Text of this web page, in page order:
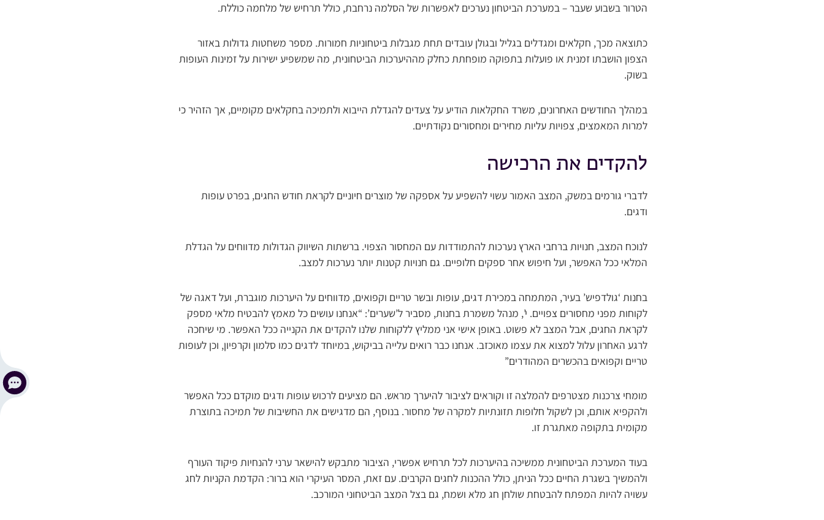
הטרור בשבוע שעבר – במערכת הביטחון נערכים לאפשרות של הסלמה נרחבת, כולל תרחיש של מלחמה כוללת.
כתוצאה מכך, חקלאים ומגדלים בגליל ובגולן עובדים תחת מגבלות ביטחוניות חמורות. מספר משחטות גדולות באזור
הצפון הושבתו זמנית או פועלות בתפוקה מופחתת כחלק מההיערכות הביטחונית, מה שמשפיע ישירות על זמינות העופות
בשוק.
במהלך החודשים האחרונים, משרד החקלאות הודיע על צעדים להגדלת הייבוא ולתמיכה בחקלאים מקומיים, אך הזהיר כי
למרות המאמצים, צפויות עליות מחירים ומחסורים נקודתיים.
להקדים את הרכישה
לדברי גורמים במשק, המצב האמור עשוי להשפיע על אספקה של מוצרים חיוניים לקראת חודש החגים, בפרט עופות
ודגים.
לנוכח המצב, חנויות ברחבי הארץ נערכות להתמודדות עם המחסור הצפוי. ברשתות השיווק הגדולות מדווחים על הגדלת
המלאי ככל האפשר, ועל חיפוש אחר ספקים חלופיים. גם חנויות קטנות יותר נערכות למצב.
בחנות ‘גולדפיש’ בעיר, המתמחה במכירת דגים, עופות ובשר טריים וקפואים, מדווחים על היערכות מוגברת, ועל דאגה של
לקוחות מפני מחסורים צפויים. י’, מנהל משמרת בחנות, מסביר ל’שערים’: “אנחנו עושים כל מאמץ להבטיח מלאי מספק
לקראת החגים, אבל המצב לא פשוט. באופן אישי אני ממליץ ללקוחות שלנו להקדים את הקנייה ככל האפשר. מי שיחכה
לרגע האחרון עלול למצוא את עצמו מאוכזב. אנחנו כבר רואים עלייה בביקוש, במיוחד לדגים כמו סלמון וקרפיון, וכן לעופות
טריים וקפואים בהכשרים המהודרים”
מומחי צרכנות מצטרפים להמלצה זו וקוראים לציבור להיערך מראש. הם מציעים לרכוש עופות ודגים מוקדם ככל האפשר
ולהקפיא אותם, וכן לשקול חלופות תזונתיות למקרה של מחסור. בנוסף, הם מדגישים את החשיבות של תמיכה בתוצרת
מקומית בתקופה מאתגרת זו.
בעוד המערכת הביטחונית ממשיכה בהיערכות לכל תרחיש אפשרי, הציבור מתבקש להישאר ערני להנחיות פיקוד העורף
ולהמשיך בשגרת החיים ככל הניתן, כולל ההכנות לחגים הקרבים. עם זאת, המסר העיקרי הוא ברור: הקדמת הקניות לחג
עשויה להיות המפתח להבטחת שולחן חג מלא ושמח, גם בצל המצב הביטחוני המורכב.